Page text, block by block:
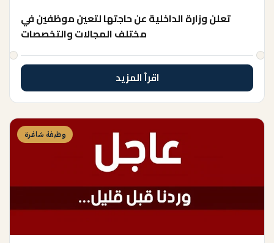
تعلن وزارة الداخلية عن حاجتها لتعين موظفين في
مختلف المجالات والتخصصات
اقرأ المزيد
وظيفة شاغرة